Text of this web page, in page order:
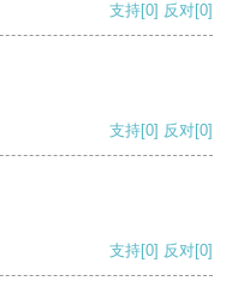
支持[0] 反对[0]
支持[0] 反对[0]
支持[0] 反对[0]